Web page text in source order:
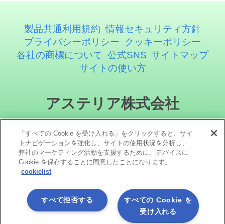
製品共通利用規約 情報セキュリティ方針
プライバシーポリシー
クッキーポリシー
各社の商標について 公式SNS サイトマップ
サイトの使い方
アステリア株式会社
ソーシャルメディア
「すべての Cookie を受け入れる」をクリックすると、サイ
トナビゲーションを強化し、サイトの使用状況を分析し、
弊社のマーケティング活動を支援するために、デバイスに
Cookie を保存することに同意したことになります。
cookielist
すべての Cookie を
受け入れる
すべて拒否する